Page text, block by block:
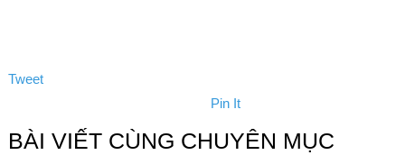
Tweet
Pin It
BÀI VIẾT CÙNG CHUYÊN MỤC